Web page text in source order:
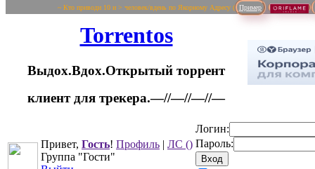
~ Кто приводи 10 и > человек/вдень по Якорному Адресу ( Пример
Torrentos
Выдох.Вдох.Открытый торрент
клиент для трекера.—//—//—//—
Привет, Гость! Профиль | ЛС ()
Группа "Гости"
Логин:
Пароль: